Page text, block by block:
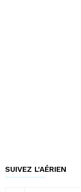
SUIVEZ L'AÉRIEN